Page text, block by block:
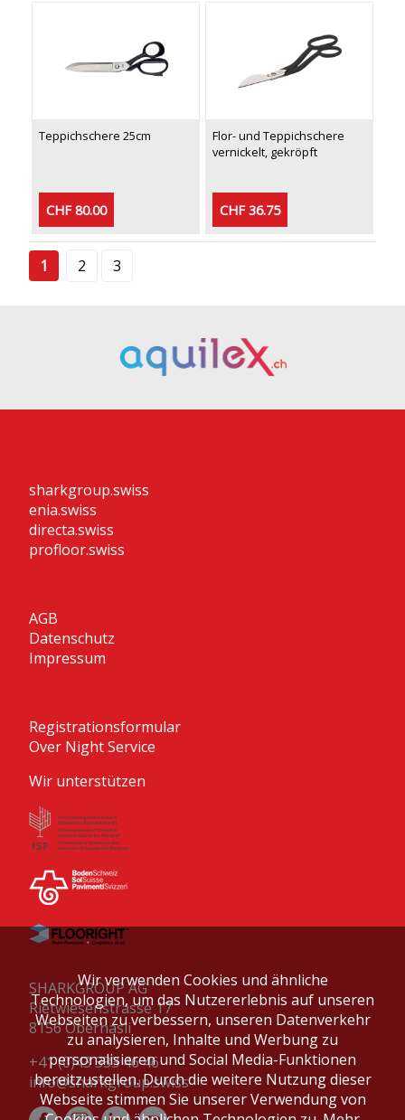
Teppichschere 25cm
CHF 80.00
Flor- und Teppichschere
vernickelt, gekröpft
CHF 36.75
1 2 3
sharkgroup.swiss
enia.swiss
directa.swiss
profloor.swiss
AGB
Datenschutz
Impressum
Registrationsformular
Over Night Service
Wir unterstützen
SHARKGROUP AG
Rietwiesenstrasse 17
8156 Oberhasli
+41 (0)43 333 46 46
info@sharkgroup.swiss
Wir verwenden Cookies und ähnliche
Technologien, um das Nutzererlebnis auf unseren
Webseiten zu verbessern, unseren Datenverkehr
zu analysieren, Inhalte und Werbung zu
personalisieren und Social Media-Funktionen
bereitzustellen. Durch die weitere Nutzung dieser
Webseite stimmen Sie unserer Verwendung von